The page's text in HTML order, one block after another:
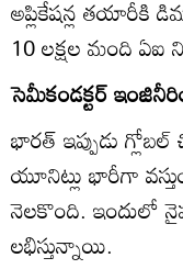
అప్లికేషన్ల తయారీకి
10 లక్షల మంది ఏఐ
సెమీకండక్టర్‌
భారత్‌ ఇప్పుడు
యూనిట్లు భారీగా
నెలకొంది. ఇందులో
లభిస్తున్నాయి.